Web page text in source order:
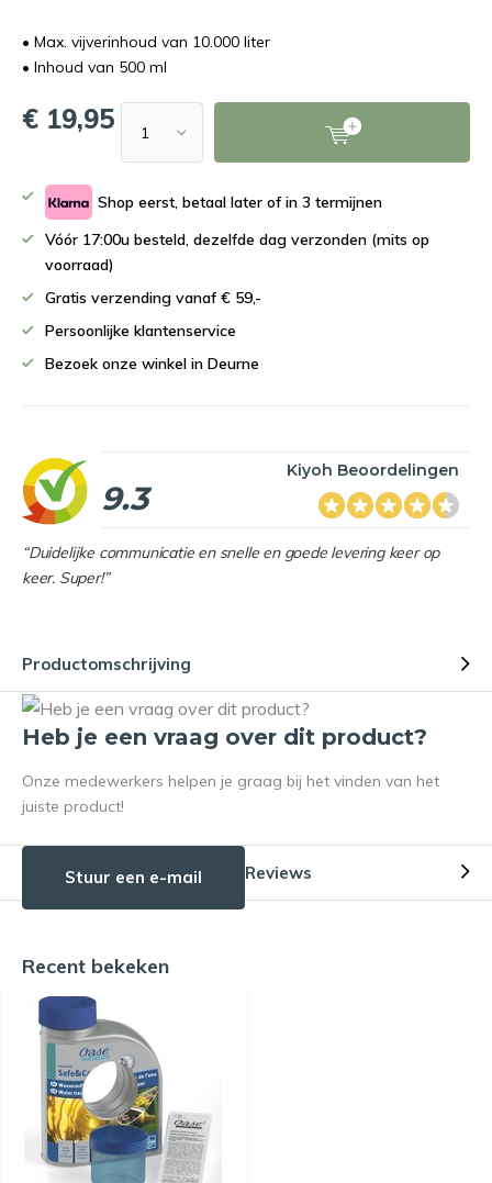
• Max. vijverinhoud van 10.000 liter
• Inhoud van 500 ml
€ 19,95
Shop eerst, betaal later of in 3 termijnen
Vóór 17:00u besteld, dezelfde dag verzonden (mits op
voorraad)
Gratis verzending vanaf € 59,-
Persoonlijke klantenservice
Bezoek onze winkel in Deurne
9.3
Kiyoh Beoordelingen
“Duidelijke communicatie en snelle en goede levering keer op
keer. Super!”
Productomschrijving
Heb je een vraag over dit product?
Onze medewerkers helpen je graag bij het vinden van het
juiste product!
Stuur een e-mail Reviews
Recent bekeken